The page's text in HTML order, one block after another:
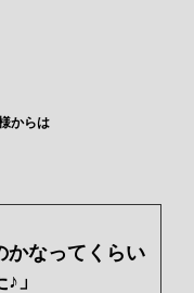
からは
かなってくらい
」